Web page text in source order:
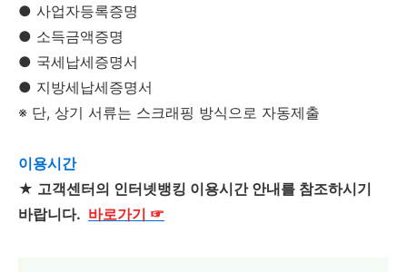
● 사업자등록증명
● 소득금액증명
● 국세납세증명서
● 지방세납세증명서
※ 단, 상기 서류는 스크래핑 방식으로 자동제출
이용시간
★ 고객센터의 인터넷뱅킹 이용시간 안내를 참조하시기
바랍니다. 바로가기 ☞